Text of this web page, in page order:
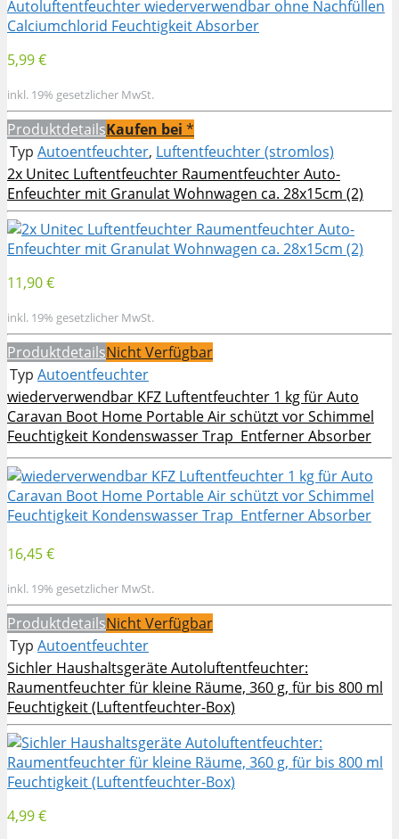
5,99 €
inkl. 19% gesetzlicher MwSt.
ProduktdetailsKaufen bei *
Typ Autoentfeuchter, Luftentfeuchter (stromlos)
2x Unitec Luftentfeuchter Raumentfeuchter Auto-
Enfeuchter mit Granulat Wohnwagen ca. 28x15cm (2)
11,90 €
inkl. 19% gesetzlicher MwSt.
ProduktdetailsNicht Verfügbar
Typ Autoentfeuchter
wiederverwendbar KFZ Luftentfeuchter 1 kg für Auto
Caravan Boot Home Portable Air schützt vor Schimmel
Feuchtigkeit Kondenswasser Trap  Entferner Absorber
16,45 €
inkl. 19% gesetzlicher MwSt.
ProduktdetailsNicht Verfügbar
Typ Autoentfeuchter
Sichler Haushaltsgeräte Autoluftentfeuchter:
Raumentfeuchter für kleine Räume, 360 g, für bis 800 ml
Feuchtigkeit (Luftentfeuchter-Box)
4,99 €